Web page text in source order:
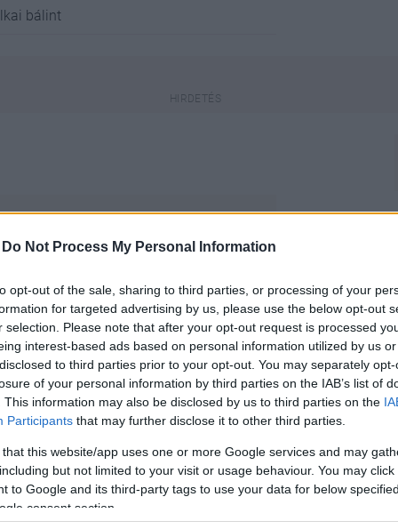
Do Not Process My Personal Information
opt-out of the sale, sharing to third parties, or processing of your
for targeted advertising by us, please use the below opt-out
selection. Please note that after your opt-out request is processed
interest-based ads based on personal information utilized by us
to third parties prior to your opt-out. You may separately
of your personal information by third parties on the IAB’s list of
This information may also be disclosed by us to third parties on the
Participants that may further disclose it to other third parties.
that this website/app uses one or more Google services and may
but not limited to your visit or usage behaviour. You may
to Google and its third-party tags to use your data for below
consent section.
bálint
benne lévő információk elavultak
Pinterest
nem köszönnek vissza
kedvelni fogod a Müskinn
Noémi és Rakovszky Zsófi
hiszen kiegészítőik
A funkcionalitás mellett a
is; egyes táskák
az alapkollekció valamelyik
azt neked.